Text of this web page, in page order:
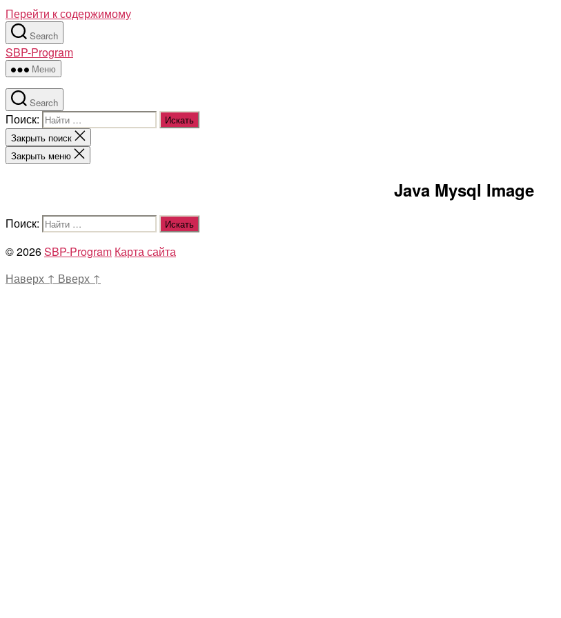
Перейти к содержимому
Search
SBP-Program
Меню
Search
Поиск:
Закрыть поиск
Закрыть меню
Java Mysql Image
Поиск:
© 2026SBP-Program Карта сайта
Наверх ↑ Вверх ↑